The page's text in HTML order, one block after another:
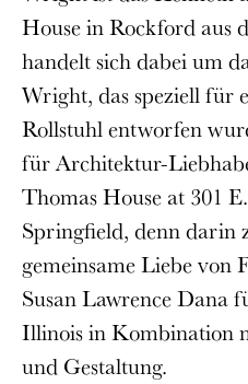
House in Rockford aus
handelt sich dabei um
Wright, das speziell für
Rollstuhl entworfen
für Architektur-
Thomas House at 301
Springfield, denn darin
gemeinsame Liebe
Susan Lawrence Dana
Illinois in Kombination
und Gestaltung.